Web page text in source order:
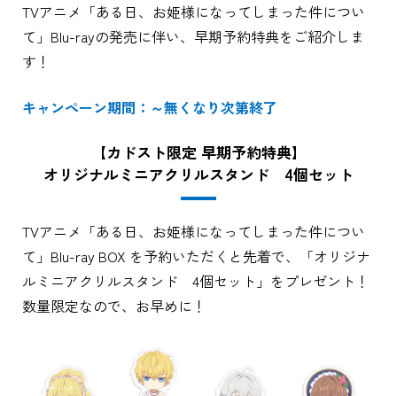
TVアニメ「ある日、お姫様になってしまった件につい
て」Blu-rayの発売に伴い、早期予約特典をご紹介しま
す！
キャンペーン期間：～無くなり次第終了
【カドスト限定 早期予約特典】
オリジナルミニアクリルスタンド 4個セット
TVアニメ「ある日、お姫様になってしまった件につい
て」Blu-ray BOX を予約いただくと先着で、「オリジナ
ルミニアクリルスタンド 4個セット」をプレゼント！
数量限定なので、お早めに！